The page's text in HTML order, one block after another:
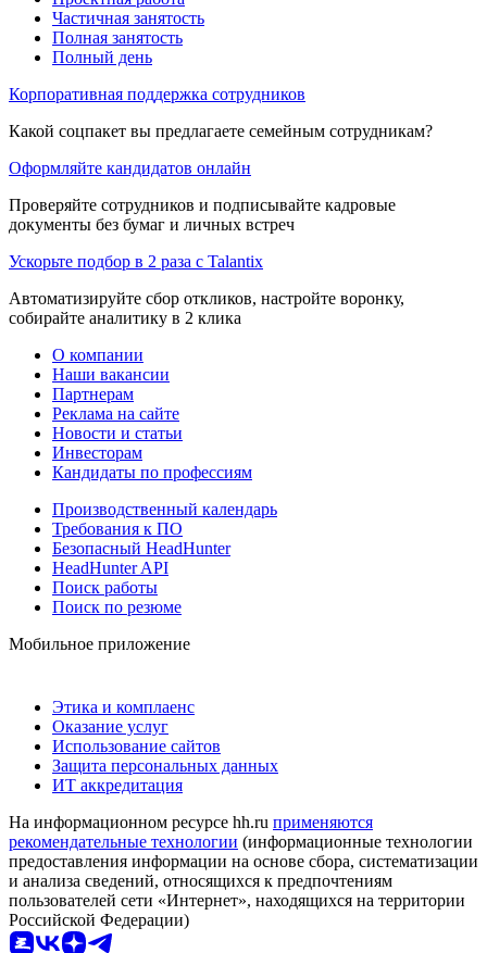
Частичная занятость
Полная занятость
Полный день
Корпоративная поддержка сотрудников
Какой соцпакет вы предлагаете семейным сотрудникам?
Оформляйте кандидатов онлайн
Проверяйте сотрудников и подписывайте кадровые
документы без бумаг и личных встреч
Ускорьте подбор в 2 раза с Talantix
Автоматизируйте сбор откликов, настройте воронку,
собирайте аналитику в 2 клика
О компании
Наши вакансии
Партнерам
Реклама на сайте
Новости и статьи
Инвесторам
Кандидаты по профессиям
Производственный календарь
Требования к ПО
Безопасный HeadHunter
HeadHunter API
Поиск работы
Поиск по резюме
Мобильное приложение
Этика и комплаенс
Оказание услуг
Использование сайтов
Защита персональных данных
ИТ аккредитация
На информационном ресурсе hh.ru применяются
рекомендательные технологии (информационные технологии
предоставления информации на основе сбора, систематизации
и анализа сведений, относящихся к предпочтениям
пользователей сети «Интернет», находящихся на территории
Российской Федерации)